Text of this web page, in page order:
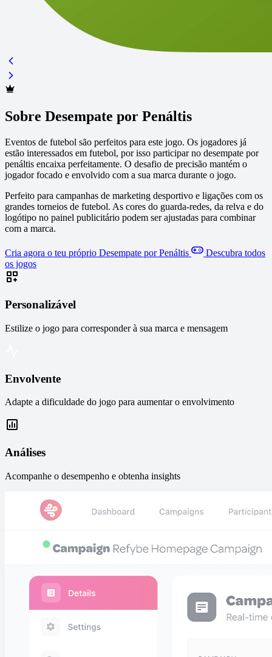
Sobre Desempate por Penáltis
Eventos de futebol são perfeitos para este jogo. Os jogadores já
estão interessados em futebol, por isso participar no desempate por
penáltis encaixa perfeitamente. O desafio de precisão mantém o
jogador focado e envolvido com a sua marca durante o jogo.
Perfeito para campanhas de marketing desportivo e ligações com os
grandes torneios de futebol. As cores do guarda-redes, da relva e do
logótipo no painel publicitário podem ser ajustadas para combinar
com a marca.
Cria agora o teu próprio Desempate por Penáltis
Descubra todos
os jogos
Personalizável
Estilize o jogo para corresponder à sua marca e mensagem
Envolvente
Adapte a dificuldade do jogo para aumentar o envolvimento
Análises
Acompanhe o desempenho e obtenha insights